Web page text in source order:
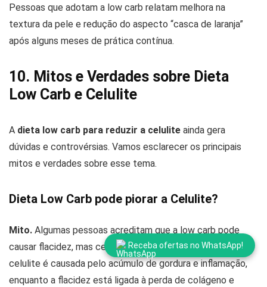
Receba ofertas no WhatsApp!
Pessoas que adotam a low carb relatam melhora na
textura da pele e redução do aspecto “casca de laranja”
após alguns meses de prática contínua.
10. Mitos e Verdades sobre Dieta
Low Carb e Celulite
A dieta low carb para reduzir a celulite ainda gera
dúvidas e controvérsias. Vamos esclarecer os principais
mitos e verdades sobre esse tema.
Dieta Low Carb pode piorar a Celulite?
Mito. Algumas pessoas acreditam que a low carb pode
causar flacidez, mas celulite e flacidez são diferentes. A
celulite é causada pelo acúmulo de gordura e inflamação,
enquanto a flacidez está ligada à perda de colágeno e